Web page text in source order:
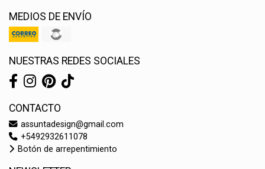
MEDIOS DE ENVÍO
NUESTRAS REDES SOCIALES
CONTACTO
assuntadesign@gmail.com
+5492932611078
Botón de arrepentimiento